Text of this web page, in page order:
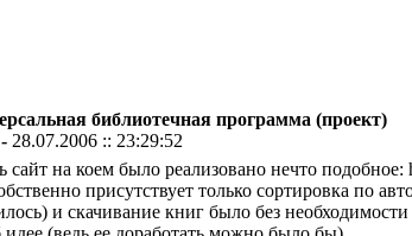
библиотечная программа (проект)
28.07.2006 :: 23:29:52
сайт на коем было реализовано нечто
присутствует только сортировка по
и скачивание книг было без